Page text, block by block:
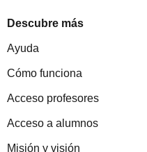
Descubre más
Ayuda
Cómo funciona
Acceso profesores
Acceso a alumnos
Misión y visión